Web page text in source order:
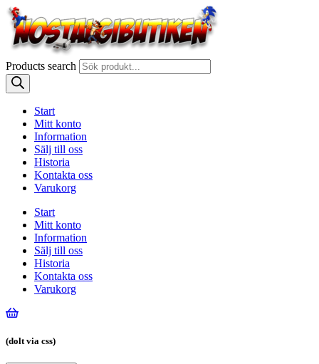
Products search
Start
Mitt konto
Information
Sälj till oss
Historia
Kontakta oss
Varukorg
Start
Mitt konto
Information
Sälj till oss
Historia
Kontakta oss
Varukorg
(dolt via css)